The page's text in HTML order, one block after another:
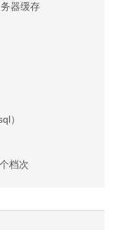
器缓存
）
档次